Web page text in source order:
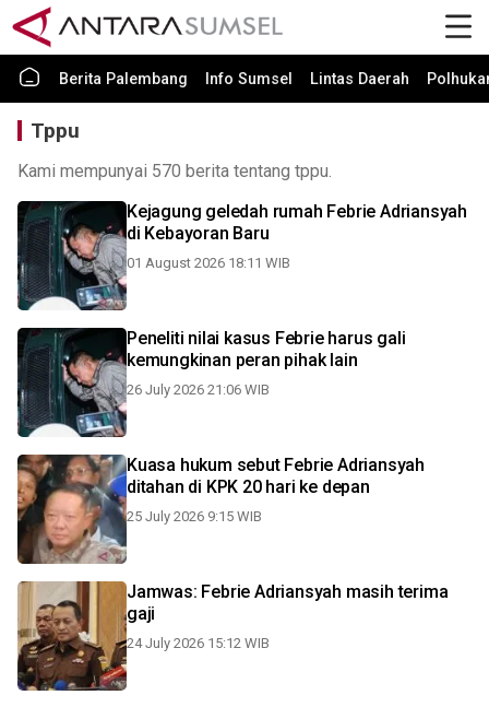
Berita Palembang Info Sumsel Lintas Daerah
Tppu
Kami mempunyai 570 berita tentang tppu.
Kejagung geledah rumah Febrie Adriansyah
di Kebayoran Baru
01 August 2026 18:11 WIB
Peneliti nilai kasus Febrie harus gali
kemungkinan peran pihak lain
26 July 2026 21:06 WIB
Kuasa hukum sebut Febrie Adriansyah
ditahan di KPK 20 hari ke depan
25 July 2026 9:15 WIB
Jamwas: Febrie Adriansyah masih terima
gaji
24 July 2026 15:12 WIB